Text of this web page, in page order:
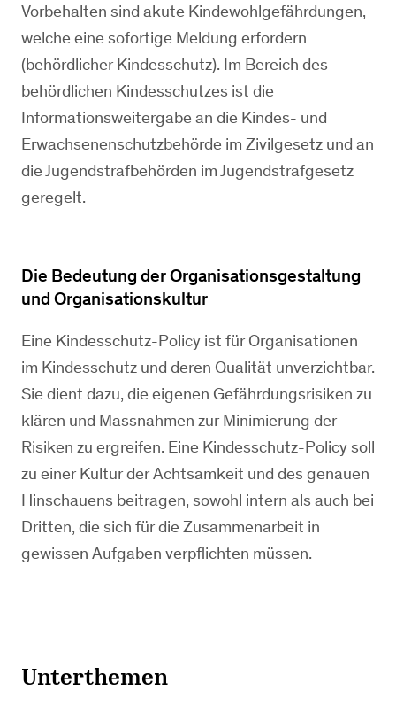
Vorbehalten sind akute Kindewohlgefährdungen,
welche eine sofortige Meldung erfordern
(behördlicher Kindesschutz). Im Bereich des
behördlichen Kindesschutzes ist die
Informationsweitergabe an die Kindes- und
Erwachsenenschutzbehörde im Zivilgesetz und an
die Jugendstrafbehörden im Jugendstrafgesetz
geregelt.
Die Bedeutung der Organisationsgestaltung
und Organisationskultur
Eine Kindesschutz-Policy ist für Organisationen
im Kindesschutz und deren Qualität unverzichtbar.
Sie dient dazu, die eigenen Gefährdungsrisiken zu
klären und Massnahmen zur Minimierung der
Risiken zu ergreifen. Eine Kindesschutz-Policy soll
zu einer Kultur der Achtsamkeit und des genauen
Hinschauens beitragen, sowohl intern als auch bei
Dritten, die sich für die Zusammenarbeit in
gewissen Aufgaben verpflichten müssen.
Unterthemen